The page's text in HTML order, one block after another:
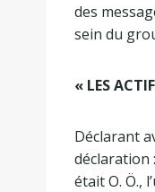
des
sein du
« LES
Déclarant
déclaration
était O. Ö.,